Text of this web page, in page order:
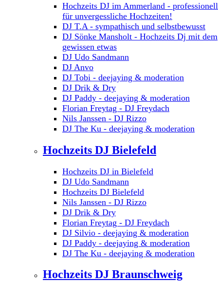
Hochzeits DJ im Ammerland -
für unvergessliche Hochzeiten!
DJ T.A - sympathisch und selbstbewusst
DJ Sönke Mansholt - Hochzeits Dj mit dem
gewissen etwas
DJ Udo Sandmann
DJ Anvo
DJ Tobi - deejaying & moderation
DJ Drik & Dry
DJ Paddy - deejaying & moderation
Florian Freytag - DJ Freydach
Nils Janssen - DJ Rizzo
DJ The Ku - deejaying & moderation
Hochzeits DJ Bielefeld
Hochzeits DJ in Bielefeld
DJ Udo Sandmann
Hochzeits DJ Bielefeld
Nils Janssen - DJ Rizzo
DJ Drik & Dry
Florian Freytag - DJ Freydach
DJ Silvio - deejaying & moderation
DJ Paddy - deejaying & moderation
DJ The Ku - deejaying & moderation
Hochzeits DJ Braunschweig